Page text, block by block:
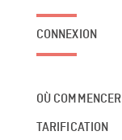
CONNEXION
OÙ COMMENCER
TARIFICATION